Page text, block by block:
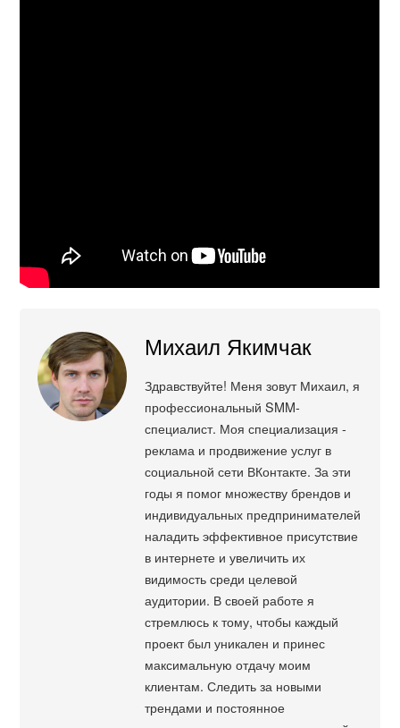
Михаил Якимчак
Здравствуйте! Меня зовут Михаил, я
профессиональный SMM-
специалист. Моя специализация -
реклама и продвижение услуг в
социальной сети ВКонтакте. За эти
годы я помог множеству брендов и
индивидуальных предпринимателей
наладить эффективное присутствие
в интернете и увеличить их
видимость среди целевой
аудитории. В своей работе я
стремлюсь к тому, чтобы каждый
проект был уникален и принес
максимальную отдачу моим
клиентам. Следить за новыми
трендами и постоянное